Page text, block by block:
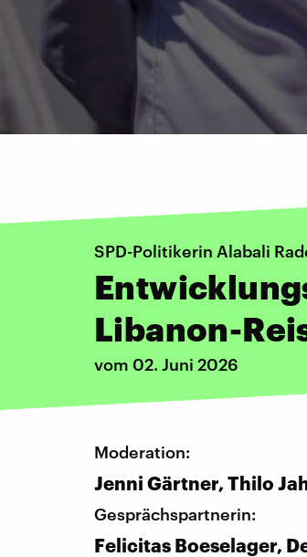
SPD-Politikerin Alabali
Libanon-
vom 02. Juni 2026
Moderation:
Jenni Gärtner, Thilo
Gesprächspartnerin:
Felicitas Boeselager,